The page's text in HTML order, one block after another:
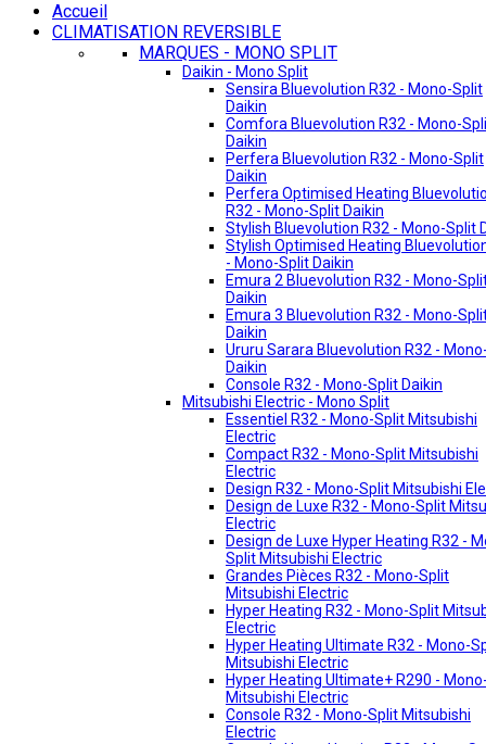
Accueil
CLIMATISATION REVERSIBLE
MARQUES - MONO SPLIT
Daikin - Mono Split
Sensira Bluevolution R32 - Mono-Split
Daikin
Comfora Bluevolution R32 - Mono-
Daikin
Perfera Bluevolution R32 - Mono-Split
Daikin
Perfera Optimised Heating
R32 - Mono-Split Daikin
Stylish Bluevolution R32 - Mono-Split
Stylish Optimised Heating
- Mono-Split Daikin
Emura 2 Bluevolution R32 - Mono-
Daikin
Emura 3 Bluevolution R32 - Mono-
Daikin
Ururu Sarara Bluevolution R32 -
Daikin
Console R32 - Mono-Split Daikin
Mitsubishi Electric - Mono Split
Essentiel R32 - Mono-Split Mitsubishi
Electric
Compact R32 - Mono-Split Mitsubishi
Electric
Design R32 - Mono-Split Mitsubishi
Design de Luxe R32 - Mono-Split
Electric
Design de Luxe Hyper Heating R32 -
Split Mitsubishi Electric
Grandes Pièces R32 - Mono-Split
Mitsubishi Electric
Hyper Heating R32 - Mono-Split
Electric
Hyper Heating Ultimate R32 - Mono-
Mitsubishi Electric
Hyper Heating Ultimate+ R290 -
Mitsubishi Electric
Console R32 - Mono-Split Mitsubishi
Electric